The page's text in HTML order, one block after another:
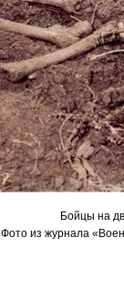
Бойцы на
Фото из журнала